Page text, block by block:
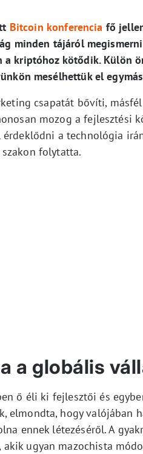
Bitcoin konferencia fő
minden tájáról
kriptóhoz kötődik. Külön
mesélhettük el
csapatát bővíti,
mozog a fejlesztési
a technológia
folytatta.
a globális
ő éli ki fejlesztői és
elmondta, hogy valójában
ennek létezéséről. A
ugyan mazochista